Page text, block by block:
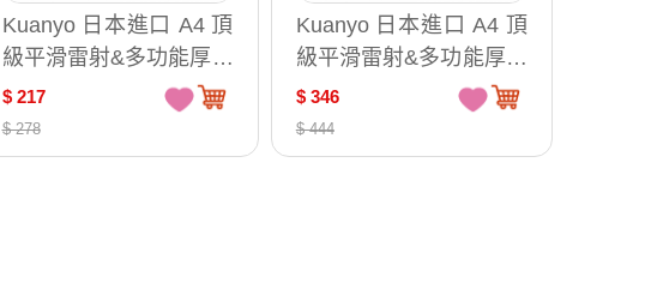
Kuanyo 日本進口 A4 頂
級平滑雷射&多功能厚卡
紙-瑪樂卡 130gsm 100
張 /包 MA130
$ 217
$ 278
Kuanyo 日本進口 A4 頂
級平滑雷射&多功能厚卡
紙-瑪樂卡 210gsm 100
張 /包 MA210
$ 346
$ 444